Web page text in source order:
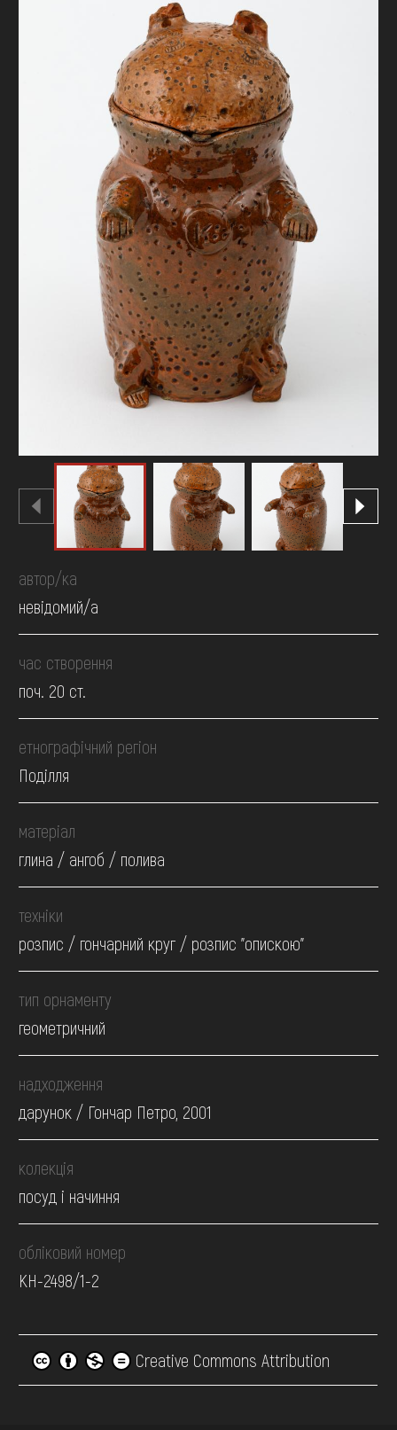
ОНЛАЙН-КРАМНИЦЯ
ПІДТРИМАТИ
автор/ка
невідомий/а
час створення
поч. 20 ст.
етнографічний регіон
Поділля
матеріал
глина / ангоб / полива
техніки
розпис / гончарний круг / розпис "опискою"
тип орнаменту
геометричний
надходження
дарунок / Гончар Петро, 2001
колекція
посуд і начиння
обліковий номер
КН-2498/1-2
Creative Commons Attribution